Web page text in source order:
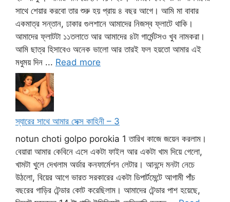
সাথে শেয়ার করবো তার শুরু হয় প্রায় ৪ বছর আগে। আমি মা বাবার
একমাত্র সন্তান, ঢাকার গুলশানে আমাদের নিজস্ব ফ্লাটে থাকি।
আমাদের ফ্লাটটা ১১তলাতে আর আমাদের ৪টা গার্মেন্টসও খুব নামকরা।
আমি ছাত্র হিসাবেও অনেক ভালো আর তারই ফল হয়তো আমার এই
মধুময় দিন ... Read more
স্যারের সাথে আমার সেক্স কাহিনী – 3
notun choti golpo porokia 1 তারিখ কাজে জয়েন করলাম।
বেয়ারা আমার কেবিনে এসে একটা ফাইল আর একটা খাম দিয়ে গেলো,
খামটা খুলে দেখলাম অর্ডার কনফার্মেশন লেটার। আনন্দে মনটা নেচে
উঠলো, বিয়ের আগে ভারত সরকারের একটা ডিপার্টমেন্টে আগামী পাঁচ
বছরের গাড়ির টেন্ডার কোট করেছিলাম। আমাদের টেন্ডার পাশ হয়েছে,